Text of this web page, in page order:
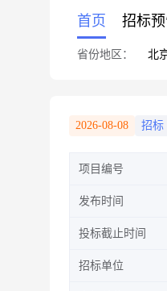
首页 招标
省份地区： 北
2026-08-08 招标
项目编号
发布时间
投标截止时间
招标单位